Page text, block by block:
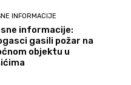
INFORMACIJE
informacije:
gasili požar na
objektu u